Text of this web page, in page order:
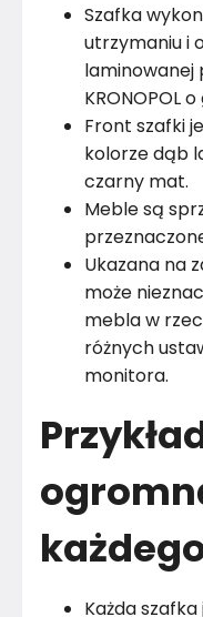
Szafka
utrzymaniu i
laminowanej
KRONOPOL
Front szafki
kolorze dąb
czarny mat.
Meble są
Ukazana na
może
mebla w
różnych
monitora.
Każda